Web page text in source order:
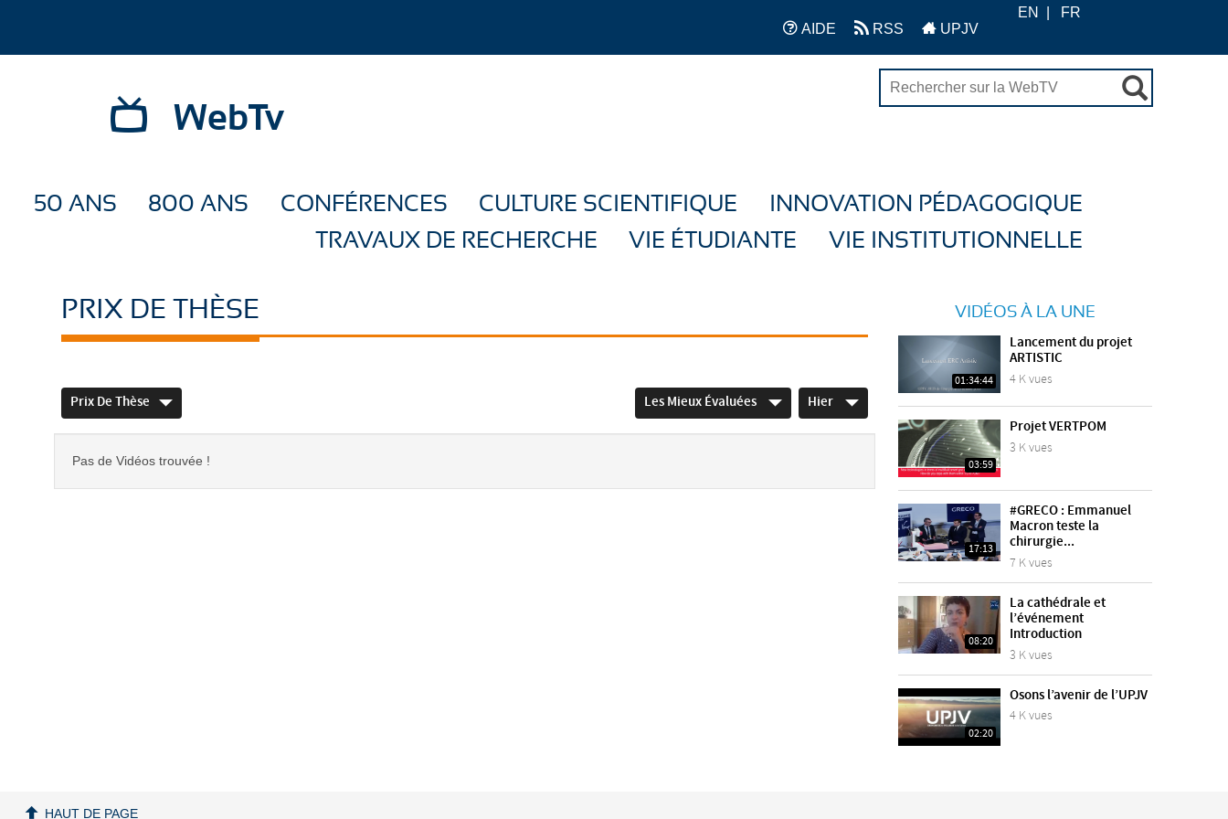
AIDE RSS UPJV
EN FR
WebTv
50 ANS 800 ANS CONFÉRENCES CULTURE SCIENTIFIQUE
INNOVATION PÉDAGOGIQUE
TRAVAUX DE RECHERCHE
VIE ÉTUDIANTE VIE INSTITUTIONNELLE
PRIX DE THÈSE
Prix De Thèse Les Mieux Évaluées Hier
Pas de Vidéos trouvée !
VIDÉOS À LA UNE
01:34:44
Lancement du projet
ARTISTIC
4 K vues
03:59
Projet VERTPOM
3 K vues
17:13
#GRECO : Emmanuel
Macron teste la
chirurgie...
7 K vues
08:20
La cathédrale et
l’événement
Introduction
3 K vues
02:20
Osons l’avenir de l’UPJV
4 K vues
HAUT DE PAGE